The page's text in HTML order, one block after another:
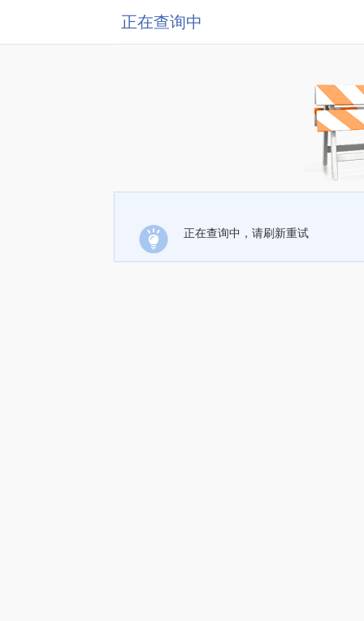
正在查询中
正在查询中，请刷新重试